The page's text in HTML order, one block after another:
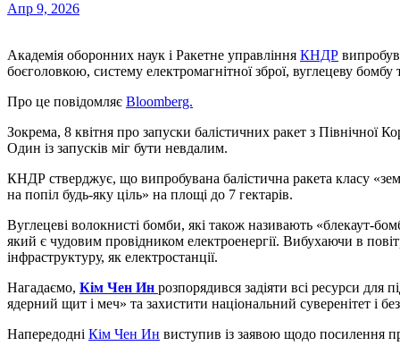
Апр 9, 2026
Академія оборонних наук і Ракетне управління КНДР
боєголовкою, систему електромагнітної зброї, вуглецеву бомбу
Про це повідомляє Bloomberg.
Зокрема, 8 квітня про запуски балістичних ракет з Північної
Один із запусків міг бути невдалим.
КНДР стверджує, що випробувана балістична ракета класу
на попіл будь-яку ціль» на площі до 7 гектарів.
Вуглецеві волокнисті бомби, які також називають «блекаут-
який є чудовим провідником електроенергії. Вибухаючи в
інфраструктуру, як електростанції.
Нагадаємо, Кім Чен Ин розпорядився задіяти всі ресурси для
ядерний щит і меч» та захистити національний суверенітет і
Напередодні Кім Чен Ин виступив із заявою щодо посилення